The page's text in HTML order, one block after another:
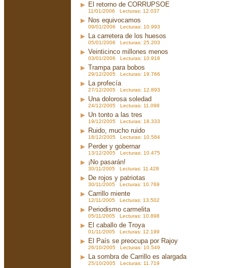
El retorno de CORRUPSOE
11/01/2006 Lecturas: 12.037
Nos equivocamos
09/01/2006 Lecturas: 10.993
La carretera de los huesos
05/01/2006 Lecturas: 25.203
Veinticinco millones menos
03/01/2006 Lecturas: 10.918
Trampa para bobos
29/12/2005 Lecturas: 19.766
La profecía
27/12/2005 Lecturas: 12.893
Una dolorosa soledad
24/12/2005 Lecturas: 11.098
Un tonto a las tres
19/12/2005 Lecturas: 18.333
Ruido, mucho ruido
18/12/2005 Lecturas: 10.584
Perder y gobernar
13/12/2005 Lecturas: 10.475
¡No pasarán!
30/11/2005 Lecturas: 11.428
De rojos y patriotas
30/11/2005 Lecturas: 10.769
Carrillo miente
12/11/2005 Lecturas: 13.502
Periodismo carmelita
05/11/2005 Lecturas: 10.898
El caballo de Troya
01/11/2005 Lecturas: 12.199
El País se preocupa por Rajoy
26/10/2005 Lecturas: 10.549
La sombra de Carrillo es alargada
25/10/2005 Lecturas: 11.719